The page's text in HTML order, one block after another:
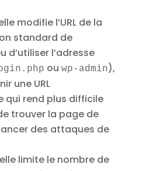
modifie l’URL de la
standard de
d’utiliser l’adresse
ou wp-admin),
une URL
qui rend plus difficile
trouver la page de
des attaques de
limite le nombre de